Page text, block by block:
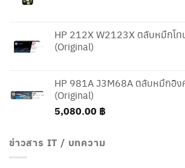
HP 212X W2123X ตลับหมึกโท
(Original)
HP 981A J3M68A ตลับหมึกอิง
(Original)
5,080.00 ฿
ข่าวสาร IT / บทความ